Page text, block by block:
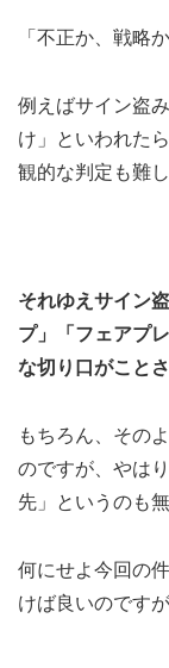
「不正か、戦略
例えばサイン盗
け」といわれた
観的な判定も難
それゆえサイン
プ」「フェアプ
な切り口がこと
もちろん、その
のですが、やは
先」というのも
何にせよ今回の
けば良いのです